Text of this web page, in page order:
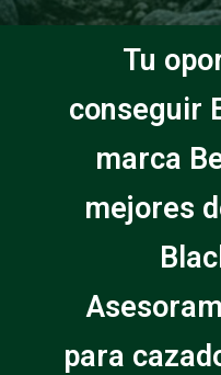
Tu
conseguir
marca
mejores
para